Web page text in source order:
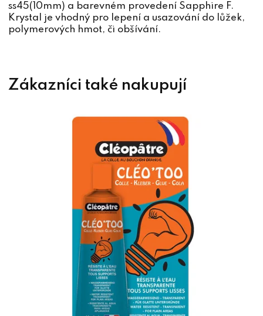
ss45(10mm) a barevném provedení Sapphire F.
Krystal je vhodný pro lepení a usazování do lůžek,
polymerových hmot, či obšívání.